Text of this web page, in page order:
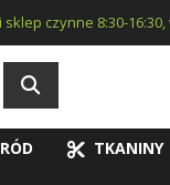
czynne 8:30-16:30,
TKANINY